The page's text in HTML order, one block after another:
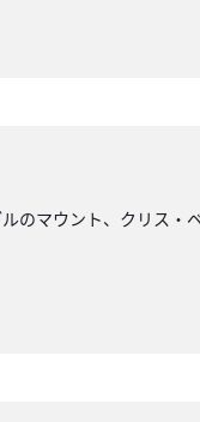
のマウント、クリス・